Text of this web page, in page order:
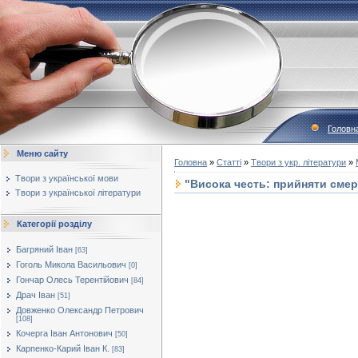
Меню сайту
Твори з української мови
Твори з української літератури
Категорії розділу
Багряний Іван [63]
Гоголь Микола Васильович [0]
Гончар Олесь Терентійович [84]
Драч Іван [51]
Довженко Олександр Петрович
[108]
Кочерга Іван Антонович [50]
Карпенко-Карий Іван К. [83]
Головна » Статті » Твори з укр. літератури »
"Висока честь: прийняти